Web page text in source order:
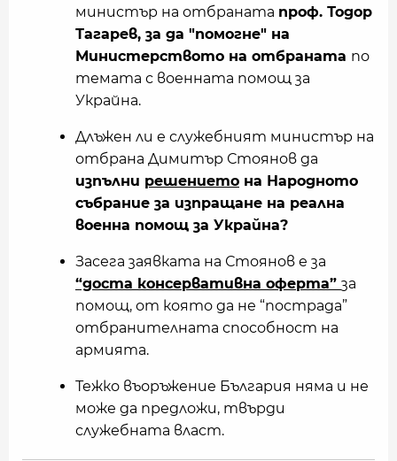
министър на отбраната проф. Тодор
Тагарев, за да "помогне" на
Министерството на отбраната по
темата с военната помощ за
Украйна.
Длъжен ли е служебният министър на
отбрана Димитър Стоянов да
изпълни решението на Народното
събрание за изпращане на реална
военна помощ за Украйна?
Засега заявката на Стоянов е за
“доста консервативна оферта” за
помощ, от която да не “пострада”
отбранителната способност на
армията.
Тежко въоръжение България няма и не
може да предложи, твърди
служебната власт.